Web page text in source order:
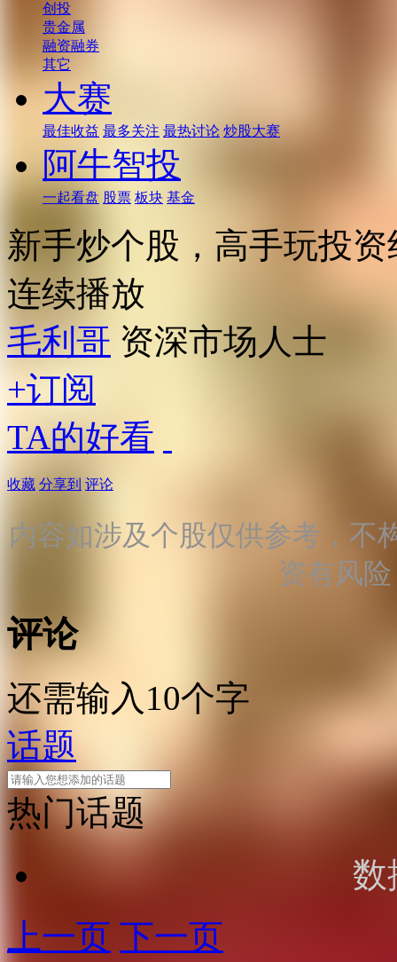
创投
贵金属
融资融券
其它
大赛
最佳收益 最多关注 最热讨论 炒股大赛
阿牛智投
一起看盘 股票 板块 基金
新手炒个股，高手玩投资
连续播放
毛利哥 资深市场人士
+订阅
TA的好看
收藏 分享到 评论
内容如涉及个股仅供参考，不
资有风
评论
还需输入10个字
话题
热门话题
数
上一页 下一页